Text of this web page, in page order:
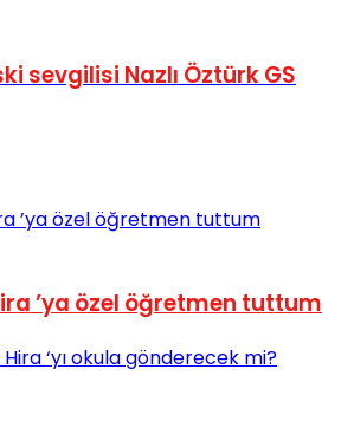
sevgilisi Nazlı Öztürk GS
’ya özel öğretmen tuttum